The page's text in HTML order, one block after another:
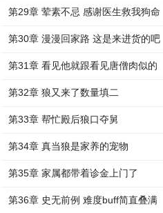
第29章 荤素不忌 感谢医生救我狗命
第30章 漫漫回家路 这是来进货的吧
第31章 看见他就跟看见唐僧肉似的
第32章 狼又来了数量填二
第33章 帮忙殿后狼口夺舅
第34章 真当狼是家养的宠物
第35章 家属都带着诊金上门了
第36章 史无前例 难度buff简直叠满